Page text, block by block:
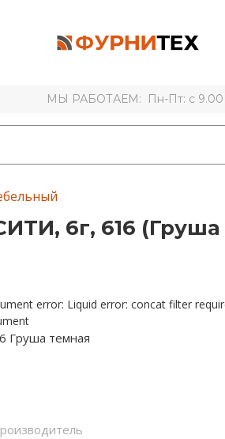
МЫ РАБОТАЕМ: Пн-Пт: с 9.00
6г, 616 (Груша
error: Liquid error: concat filter
Груша темная